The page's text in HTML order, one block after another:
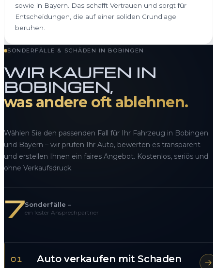
sowie in Bayern. Das schafft Vertrauen und sorgt für
Entscheidungen, die auf einer soliden Grundlage
beruhen.
SONDERFÄLLE & SCHÄDEN IN BOBINGEN
WIR KAUFEN IN
BOBINGEN,
was andere oft ablehnen.
Wählen Sie den passenden Fall für Ihr Fahrzeug in Bobingen
und Bayern – wir prüfen Ihr Auto, bewerten es transparent
und erstellen Ihnen ein faires Angebot. Kostenlos, seriös und
ohne Verkaufsdruck.
7Sonderfälle –
ein fester Ansprechpartner
01 Auto verkaufen mit Schaden